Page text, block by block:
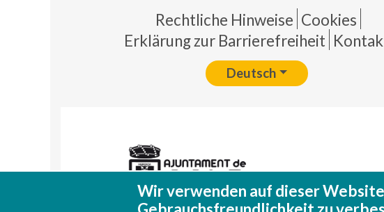
Pie de
Rechtliche Hinweise Cookies
Erklärung zur Barrierefreiheit
Deutsch
Wir verwenden auf dieser